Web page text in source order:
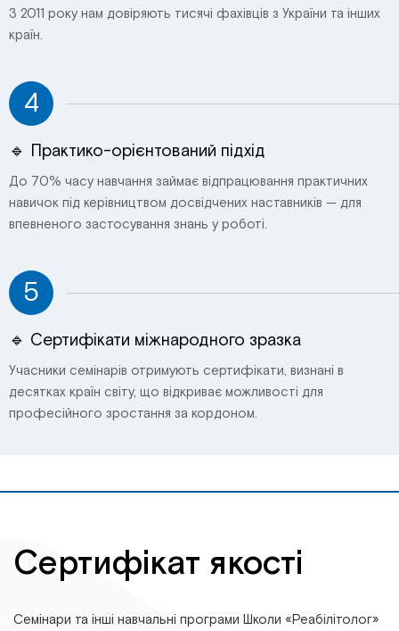
З 2011 року нам довіряють тисячі фахівців з України та інших
країн.
4
🔹 Практико-орієнтований підхід
До 70% часу навчання займає відпрацювання практичних
навичок під керівництвом досвідчених наставників — для
впевненого застосування знань у роботі.
5
🔹 Сертифікати міжнародного зразка
Учасники семінарів отримують сертифікати, визнані в
десятках країн світу, що відкриває можливості для
професійного зростання за кордоном.
Сертифікат якості
Семінари та інші навчальні програми Школи «Реабілітолог»